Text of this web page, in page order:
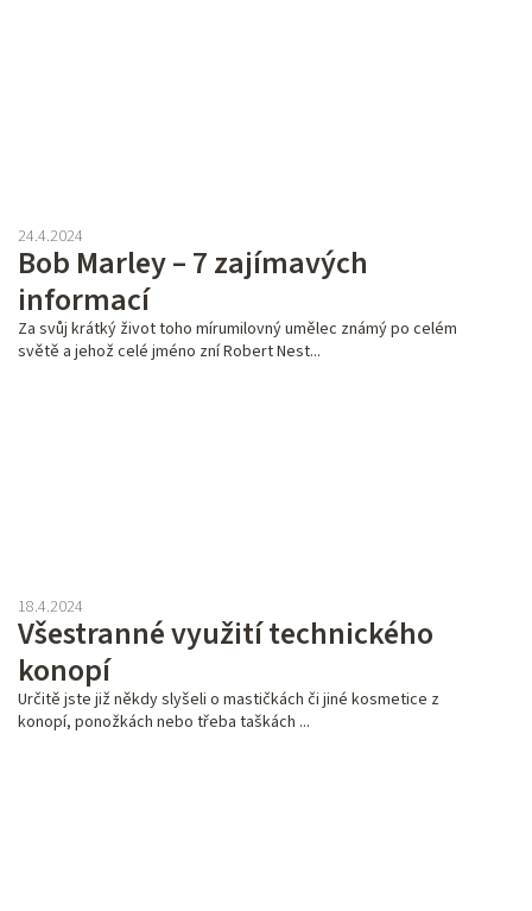
Bob Marley – 7 zajímavých
informací
24.4.2024
Za svůj krátký život toho mírumilovný umělec známý po celém
světě a jehož celé jméno zní Robert Nest...
Všestranné využití technického
konopí
18.4.2024
Určitě jste již někdy slyšeli o mastičkách či jiné kosmetice z
konopí, ponožkách nebo třeba taškách ...